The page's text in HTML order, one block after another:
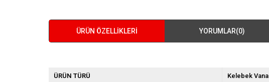
ÜRÜN ÖZELLIKLERI YORUMLAR(0)
ÜRÜN TÜRÜ Kelebek Vana